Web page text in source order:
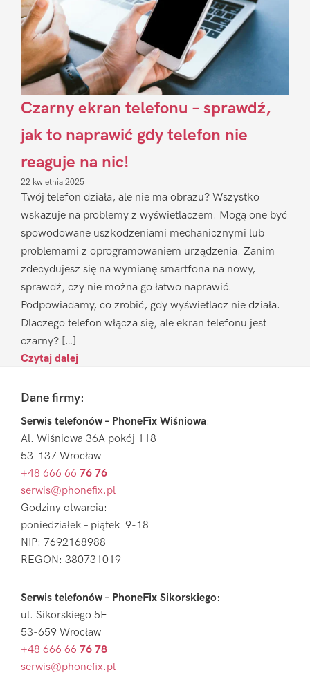
Czarny ekran telefonu – sprawdź,
jak to naprawić gdy telefon nie
reaguje na nic!
22 kwietnia 2025
Twój telefon działa, ale nie ma obrazu? Wszystko
wskazuje na problemy z wyświetlaczem. Mogą one być
spowodowane uszkodzeniami mechanicznymi lub
problemami z oprogramowaniem urządzenia. Zanim
zdecydujesz się na wymianę smartfona na nowy,
sprawdź, czy nie można go łatwo naprawić.
Podpowiadamy, co zrobić, gdy wyświetlacz nie działa.
Dlaczego telefon włącza się, ale ekran telefonu jest
czarny? […]
Czytaj dalej
FooterDane firmy:
Serwis telefonów – PhoneFix Wiśniowa:
Al. Wiśniowa 36A pokój 118
53-137 Wrocław
+48 666 66 76 76
serwis@phonefix.pl
Godziny otwarcia:
poniedziałek – piątek 9-18
NIP: 7692168988
REGON: 380731019
Serwis telefonów – PhoneFix Sikorskiego:
ul. Sikorskiego 5F
53-659 Wrocław
+48 666 66 76 78
serwis@phonefix.pl